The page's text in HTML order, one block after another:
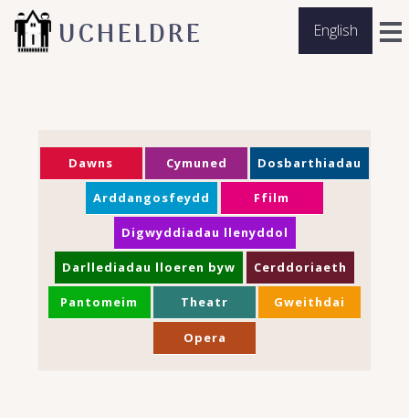
English
UCHELDRE
Dawns Cymuned Dosbarthiadau
Arddangosfeydd Ffilm
Digwyddiadau llenyddol
Darllediadau lloeren byw Cerddoriaeth
Pantomeim Theatr Gweithdai
Opera